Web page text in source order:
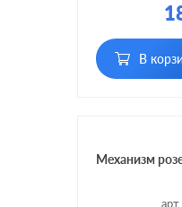
разъема:
В
Механизм